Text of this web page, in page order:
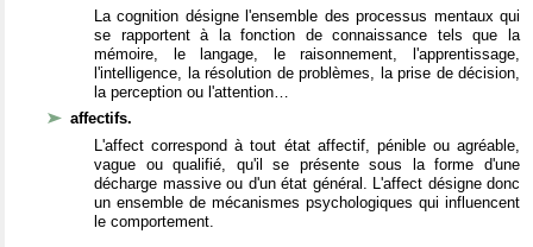
La cognition désigne l'ensemble des processus mentaux qui
se rapportent à la fonction de connaissance tels que la
mémoire, le langage, le raisonnement, l'apprentissage,
l'intelligence, la résolution de problèmes, la prise de décision,
la perception ou l'attention…
affectifs.
L'affect correspond à tout état affectif, pénible ou agréable,
vague ou qualifié, qu'il se présente sous la forme d'une
décharge massive ou d'un état général. L'affect désigne donc
un ensemble de mécanismes psychologiques qui influencent
le comportement.